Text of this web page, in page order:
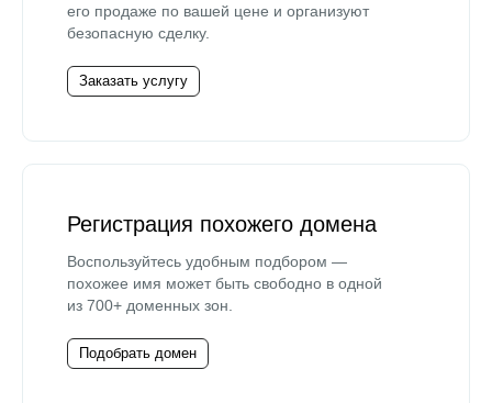
его продаже по вашей цене и организуют
безопасную сделку.
Заказать услугу
Регистрация похожего домена
Воспользуйтесь удобным подбором —
похожее имя может быть свободно в одной
из 700+ доменных зон.
Подобрать домен